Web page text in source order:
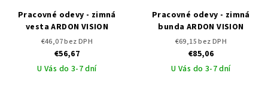
Pracovné odevy - zimná
vesta ARDON VISION
€46,07 bez DPH
€56,67
U Vás do 3-7 dní
Pracovné odevy - zimná
bunda ARDON VISION
€69,15 bez DPH
€85,06
U Vás do 3-7 dní